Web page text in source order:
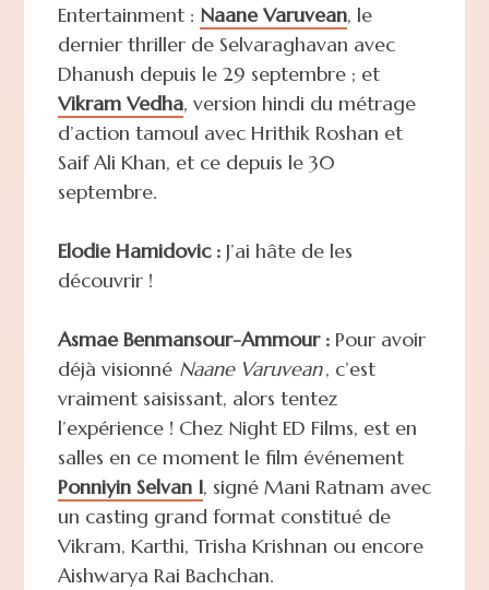
Entertainment : Naane Varuvean, le
dernier thriller de Selvaraghavan avec
Dhanush depuis le 29 septembre ; et
Vikram Vedha, version hindi du métrage
d’action tamoul avec Hrithik Roshan et
Saif Ali Khan, et ce depuis le 30
septembre.
Elodie Hamidovic :J’ai hâte de les
découvrir !
Asmae Benmansour-Ammour : Pour avoir
déjà visionné Naane Varuvean, c’est
vraiment saisissant, alors tentez
l’expérience ! Chez Night ED Films, est en
salles en ce moment le film événement
Ponniyin Selvan I, signé Mani Ratnam avec
un casting grand format constitué de
Vikram, Karthi, Trisha Krishnan ou encore
Aishwarya Rai Bachchan.